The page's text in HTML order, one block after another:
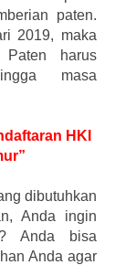
paten.
2019, maka
harus
masa
HKI
dibutuhkan
Anda ingin
Anda bisa
Anda agar